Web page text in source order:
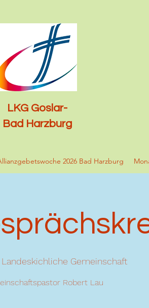
LKG Goslar-
Bad Harzburg
2026 Bad Harzburg
Landeskichliche Gemeinschaft
Robert Lau